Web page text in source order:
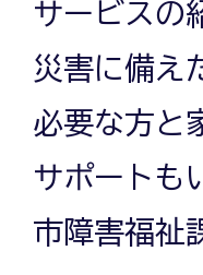
サービスの
災害に備え
必要な方と
サポートも
市障害福祉